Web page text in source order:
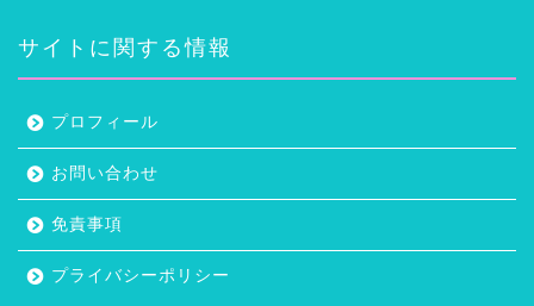
サイトに関する情報
プロフィール
お問い合わせ
免責事項
プライバシーポリシー